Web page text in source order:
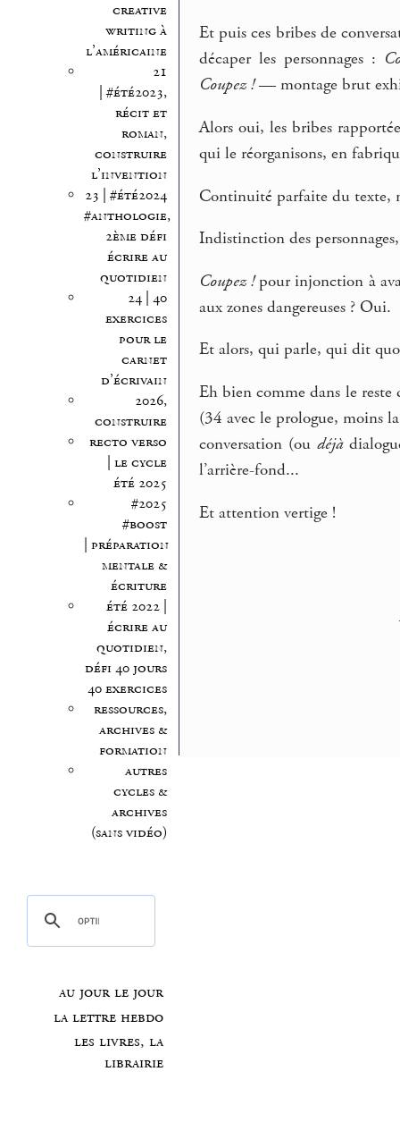
creative
writing à
l’américaine
21
| #été2023,
récit et
roman,
construire
l’invention
23 | #été2024
#anthologie,
2ème défi
écrire au
quotidien
24 | 40
exercices
pour le
carnet
d’écrivain
2026,
construire
recto verso
| le cycle
été 2025
#2025
#boost
| préparation
mentale &
écriture
été 2022 |
écrire au
quotidien,
défi 40 jours
40 exercices
ressources,
archives &
formation
autres
cycles &
archives
(sans vidéo)
au jour le jour
la lettre hebdo
les livres, la
librairie
Et puis ces bribes de
décaper les personnages :
Coupez !— montage brut
Alors oui, les bribes
qui le réorganisons, en
Continuité parfaite du texte,
Indistinction des
Coupez !pour injonction à
aux zones dangereuses ? Oui.
Et alors, qui parle, qui dit
Eh bien comme dans le reste
(34 avec le prologue, moins
conversation (oudéjà
l’arrière-fond...
Et attention vertige !